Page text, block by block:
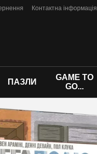
Контактна інформація
ПАЗЛИ
GAME TO
GO...